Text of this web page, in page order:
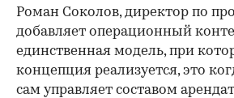
Роман Соколов, директор по
добавляет операционный
единственная модель, при
концепция реализуется, это
сам управляет составом